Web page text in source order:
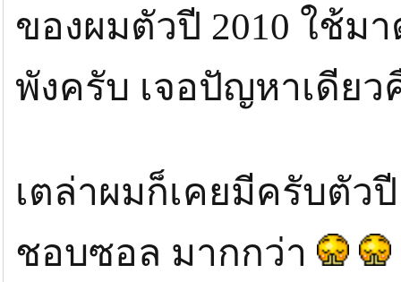
ของผมตัวปี 2010 ใช้ม
พังครับ เจอปัญหาเดีย
เตล่าผมก็เคยมีครับตัว
ชอบซอล มากกว่า